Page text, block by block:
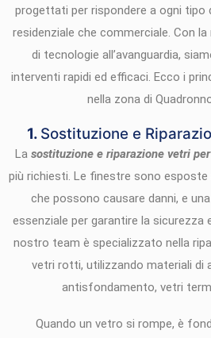
progettati per rispondere a ogni tipo
residenziale che commerciale. Con
di tecnologie all’avanguardia,
interventi rapidi ed efficaci. Ecco i
nella zona di
1. Sostituzione e
La sostituzione e riparazione vetri
più richiesti. Le finestre sono
che possono causare danni, e
essenziale per garantire la sicurezza
nostro team è specializzato nella
vetri rotti, utilizzando materiali di
antisfondamento, vetri
Quando un vetro si rompe, è